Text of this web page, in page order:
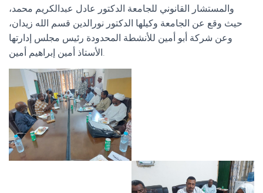
والمستشار القانوني للجامعة الدكتور عادل عبدالكريم محمد،
حيث وقع عن الجامعة وكيلها الدكتور نورالدين قسم الله زيدان،
وعن شركة أبو أمين للأنشطة المحدودة رئيس مجلس إدارتها
الأستاذ أمين إبراهيم أمين.